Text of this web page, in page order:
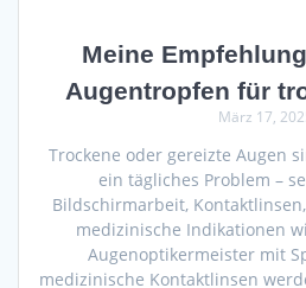
Meine
Augentropfen für
März 17,
Trockene oder gereizte Augen
ein tägliches Problem –
Bildschirmarbeit,
medizinische Indikationen
Augenoptikermeister mit
medizinische Kontaktlinsen